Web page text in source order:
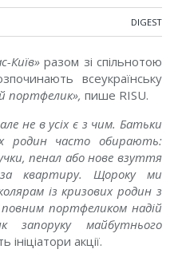
DIGEST
Київ»разом зі спільнотою
всеукраїнську
портфелик», пише RISU.
не в усіх є з чим. Батьки
родин часто обирають:
пенал або нове взуття
квартиру. Щороку ми
із кризових родин з
портфеликом надій
майбутнього
ініціатори акції.